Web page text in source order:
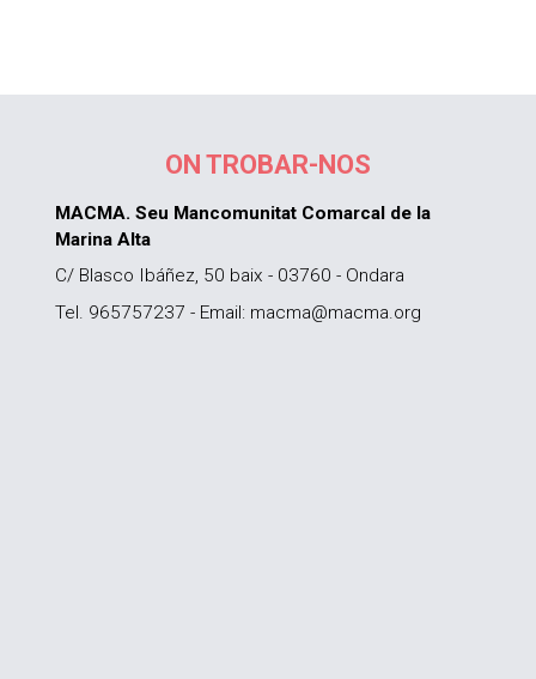
ON TROBAR-NOS
MACMA. Seu Mancomunitat Comarcal de la
Marina Alta
C/ Blasco Ibáñez, 50 baix - 03760 - Ondara
Tel. 965757237 - Email: macma@macma.org